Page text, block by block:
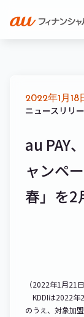
2022年1月18
ニュースリリ
au PAY
ャンペ
春」を2
（2022年1月21日
KDDIは2022年
のうえ、対象加